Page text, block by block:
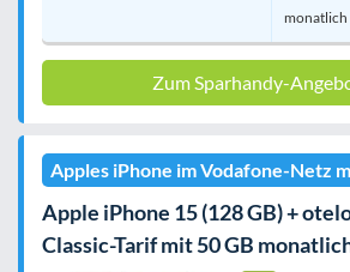
monatlich
Zum Sparhandy-
Apples iPhone im Vodafone-Netz
Apple iPhone 15 (128 GB) +
Classic-Tarif mit 50 GB